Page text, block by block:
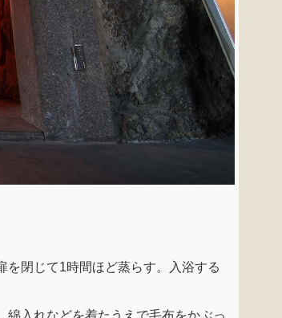
を閉じて1時間ほど蒸らす。入浴する
入れなどを着たうえで毛布をかぶっ